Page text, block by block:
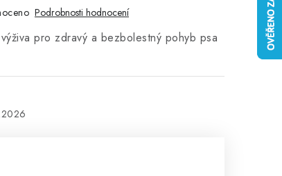
Podrobnosti hodnocení
pro zdravý a bezbolestný pohyb psa